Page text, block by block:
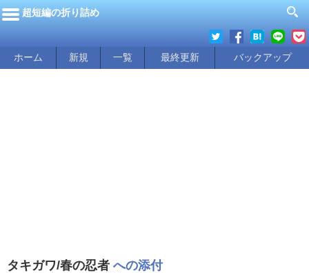
超短編の折り詰め
ホーム 新規 一覧 最終更新 バックアップ
タキガワ/春の忍者 への添付